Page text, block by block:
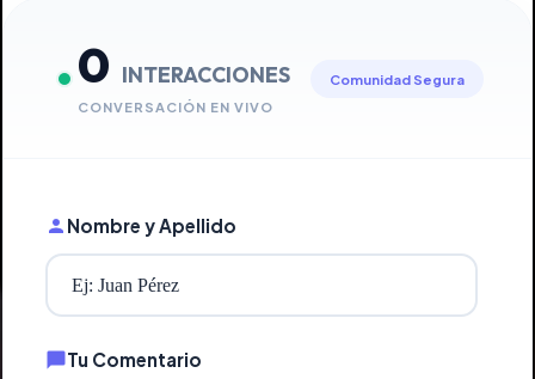
0 INTERACCIONES
CONVERSACIÓN EN VIVO
Comunidad Segura
Nombre y Apellido
Tu Comentario